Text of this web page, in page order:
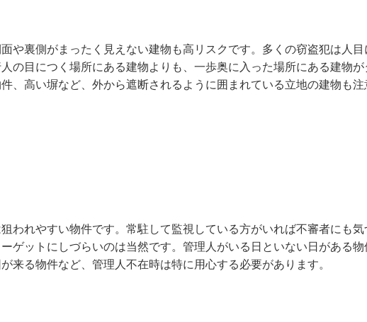
や裏側がまったく見えない建物も高リスクです。多くの窃盗犯は人目
の目につく場所にある建物よりも、一歩奥に入った場所にある建物が
、高い塀など、外から遮断されるように囲まれている立地の建物も注
われやすい物件です。常駐して監視している方がいれば不審者にも気
ゲットにしづらいのは当然です。管理人がいる日といない日がある物
来る物件など、管理人不在時は特に用心する必要があります。